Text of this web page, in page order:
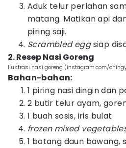
Aduk telur perlahan
matang. Matikan api
piring saji.
Scrambled eggsiap
2. Resep Nasi Goreng
Ilustrasi nasi goreng (instagram.com/
Bahan-bahan:
1 piring nasi dingin dan
2 butir telur ayam,
1 buah sosis, iris bulat
frozen mixed
1 batang daun bawang,